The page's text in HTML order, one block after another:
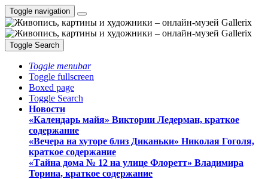
Toggle navigation
Toggle Search
Toggle menubar
Toggle fullscreen
Boxed page
Toggle Search
Новости
«Календарь майя» Виктории Ледерман, краткое
содержание
«Вечера на хуторе близ Диканьки» Николая Гоголя,
краткое содержание
«Тайна дома № 12 на улице Флоретт» Владимира
Торина, краткое содержание